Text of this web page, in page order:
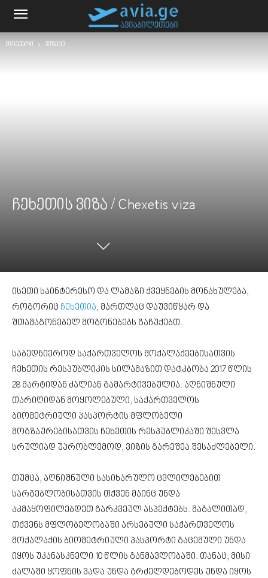
მთავარი ვიზები
ჩეხეთის ვიზა / Chexetis viza
ისეთი საინტერესო და ლამაზი ქვეყნების მონახულება,
როგორიც ჩეხეთია, მართლაც დაუვიწყარ და
შთამაგონებელ მოგონებებს გაჩუქებთ.
საბედნიეროდ საქართველოს მოქალაქეებისათვის
ჩეხეთის რესპუბლიკის სილამაზით დატკბობა 2017 წლის
28 მარტიდან ძალიან გამარტივებულია. აღნიშნული
თარიღიდან მოყოლებული, საქართველოს
ბიომეტრიული პასპორტის მფლობელი
მოგზაურებისათვის ჩეხეთის რესპუბლიკაში შესვლა
სრულიად უპრობლემოდ, ვიზის გარეშეა შესაძლებელი.
თუმცა, აღნიშნული სასიხარულო ცვლილებებით
სარგებლობისათვის თქვენ მაინც უნდა
აკმაყოფილებდეთ გარკვეულ ასპექტებს. მაგალითად,
თქვენს მფლობელობაში არსებული საქართველოს
მოქალაქის ბიომეტრიული პასპორტი გაცემული უნდა
იყოს უკანასკნელი 10 წლის განმავლობაში. თანაც, მისი
ძალაში ყოფნის ვადა უნდა გრძელდებოდეს უნდა იყოს